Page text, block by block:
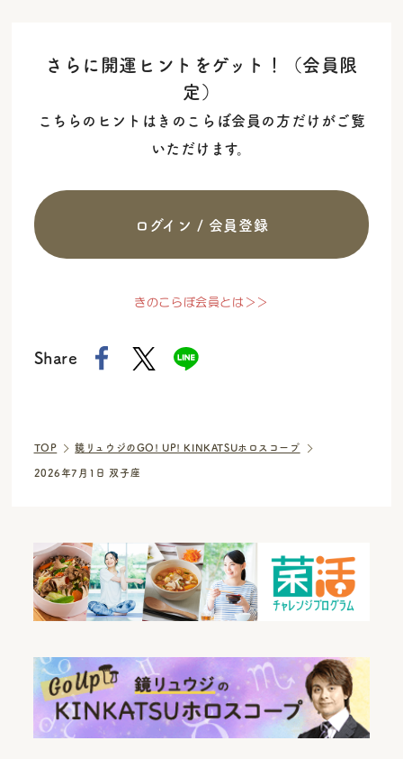
さらに開運ヒントをゲット！（会員限
定）
こちらのヒントはきのこらぼ会員の方だけがご覧
いただけます。
ログイン / 会員登録
きのこらぼ会員とは＞＞
Share
TOP
鏡リュウジのGO! UP! KINKATSUホロスコープ
2026年7月1日 双子座